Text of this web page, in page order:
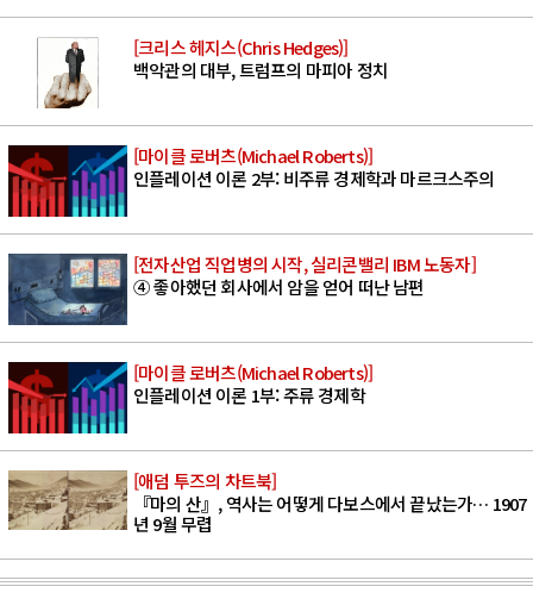
[크리스 헤지스(Chris Hedges)]
백악관의 대부, 트럼프의 마피아 정치
[마이클 로버츠(Michael Roberts)]
인플레이션 이론 2부: 비주류 경제학과 마르크스주의
[전자산업 직업병의 시작, 실리콘밸리 IBM 노동자]
④ 좋아했던 회사에서 암을 얻어 떠난 남편
[마이클 로버츠(Michael Roberts)]
인플레이션 이론 1부: 주류 경제학
[애덤 투즈의 차트북]
『마의 산』, 역사는 어떻게 다보스에서 끝났는가… 1907
년 9월 무렵